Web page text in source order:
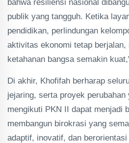
bahwa resiliensi nasional
publik yang tangguh. Ketika
pendidikan, perlindungan
aktivitas ekonomi tetap berjalan,
ketahanan bangsa semakin
Di akhir, Khofifah berharap
jejaring, serta proyek
mengikuti PKN II dapat menjadi
membangun birokrasi yang
adaptif, inovatif, dan